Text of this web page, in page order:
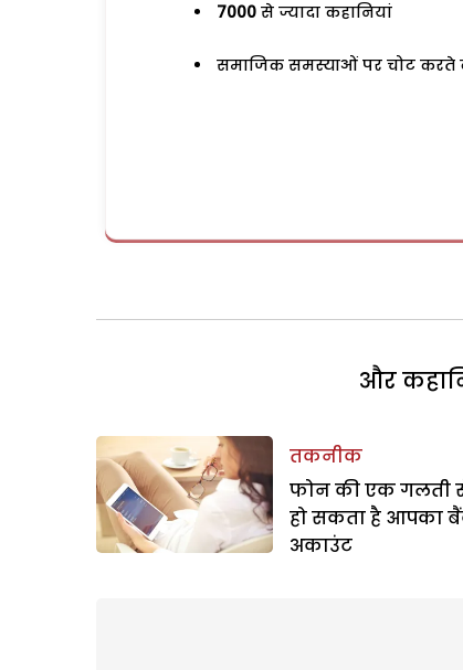
7000 से ज्यादा कहानियां
समाजिक समस्याओं पर चोट
और
तकनीक
फोन की एक गलती
हो सकता है आपका
अकाउंट